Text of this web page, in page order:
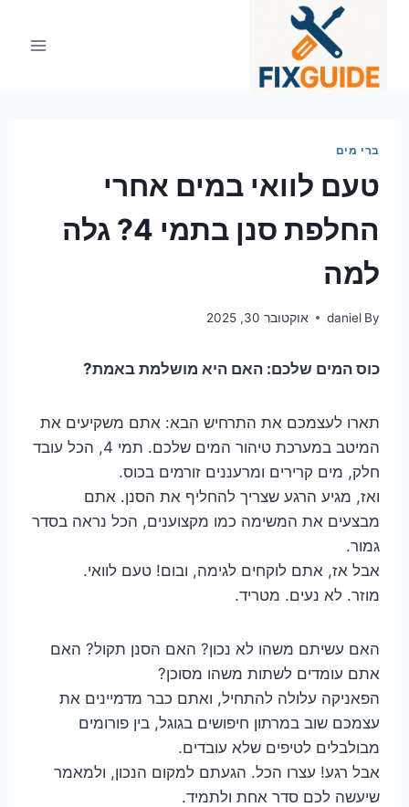
ברי מים
טעם לוואי במים אחרי
החלפת סנן בתמי 4? גלה
למה
By
daniel אוקטובר 30, 2025
כוס המים שלכם: האם היא מושלמת באמת?
תארו לעצמכם את התרחיש הבא: אתם משקיעים את
המיטב במערכת טיהור המים שלכם. תמי 4, הכל עובד
חלק, מים קרירים ומרעננים זורמים בכוס.
ואז, מגיע הרגע שצריך להחליף את הסנן. אתם
מבצעים את המשימה כמו מקצוענים, הכל נראה בסדר
גמור.
אבל אז, אתם לוקחים לגימה, ובום! טעם לוואי.
מוזר. לא נעים. מטריד.
האם עשיתם משהו לא נכון? האם הסנן תקול? האם
אתם עומדים לשתות משהו מסוכן?
הפאניקה עלולה להתחיל, ואתם כבר מדמיינים את
עצמכם שוב במרתון חיפושים בגוגל, בין פורומים
מבולבלים לטיפים שלא עובדים.
אבל רגע! עצרו הכל. הגעתם למקום הנכון, ולמאמר
שיעשה לכם סדר אחת ולתמיד.